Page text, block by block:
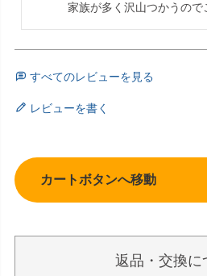
家族が多く沢山つかうので
すべてのレビューを見る
レビューを書く
カートボタンへ移動
返品・交換に